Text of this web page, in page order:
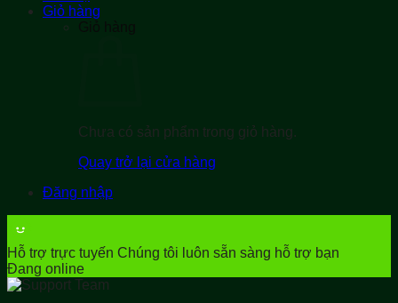
Giỏ hàng
Giỏ hàng
Chưa có sản phẩm trong giỏ hàng.
Quay trở lại cửa hàng
Đăng nhập
Hỗ trợ trực tuyến Chúng tôi luôn sẵn sàng hỗ trợ bạn
Đang online